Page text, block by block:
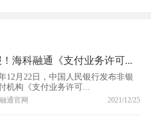
海科融通《支付业务许可...
12月22日，中国人民银行发布非银
机构《支付业务许可...
通官网 2021/12/25